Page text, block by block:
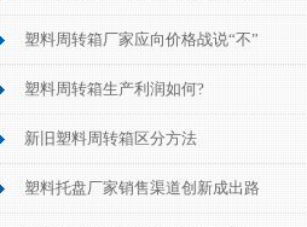
塑料周转箱厂家应向价格战说“不”
塑料周转箱生产利润如何?
新旧塑料周转箱区分方法
塑料托盘厂家销售渠道创新成出路